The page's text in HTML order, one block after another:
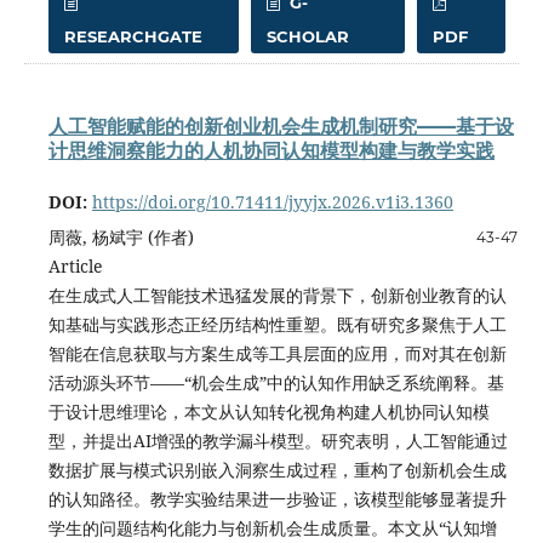
RESEARCHGATE
SCHOLAR
PDF
人工智能赋能的创新创业机会生成机制研究——基于设
计思维洞察能力的人机协同认知模型构建与教学实践
DOI: https://doi.org/10.71411/jyyjx.2026.v1i3.1360
43-47
周薇, 杨斌宇 (作者)
Article
在生成式人工智能技术迅猛发展的背景下，创新创业教育的认
知基础与实践形态正经历结构性重塑。既有研究多聚焦于人工
智能在信息获取与方案生成等工具层面的应用，而对其在创新
活动源头环节——“机会生成”中的认知作用缺乏系统阐释。基
于设计思维理论，本文从认知转化视角构建人机协同认知模
型，并提出AI增强的教学漏斗模型。研究表明，人工智能通过
数据扩展与模式识别嵌入洞察生成过程，重构了创新机会生成
的认知路径。教学实验结果进一步验证，该模型能够显著提升
学生的问题结构化能力与创新机会生成质量。本文从“认知增